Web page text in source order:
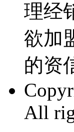
理经
欲加
的资
All